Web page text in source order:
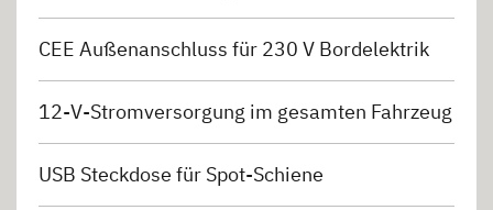
CEE Außenanschluss für 230 V Bordelektrik
12-V-Stromversorgung im gesamten Fahrzeug
USB Steckdose für Spot-Schiene